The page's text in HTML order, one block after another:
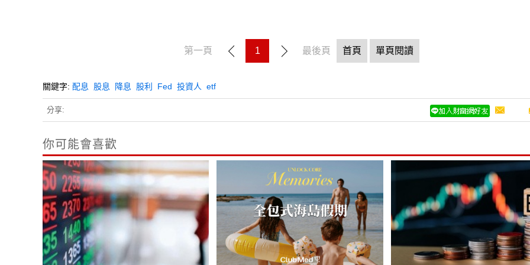
第一頁 1 最後頁 首頁 單頁閱讀
關鍵字: 配息 股息 降息 股利 Fed 投資人 etf
分享:
你可能會喜歡